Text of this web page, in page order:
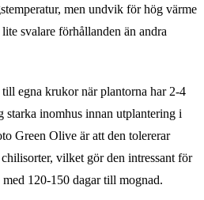
men undvik för hög värme
svalare förhållanden än andra
egna krukor när plantorna har 2-4
starka inomhus innan utplantering i
Green Olive är att den tolererar
vilket gör den intressant för
120-150 dagar till mognad.